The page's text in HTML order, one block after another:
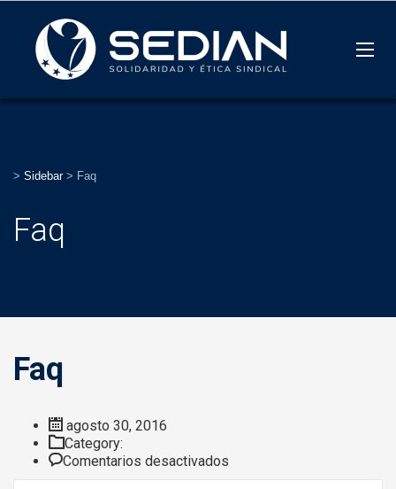
> Sidebar> Faq
Faq
Faq
agosto 30, 2016
Category:
Comentarios desactivados
Faq